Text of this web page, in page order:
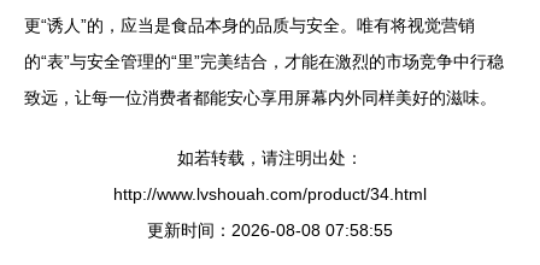
更“诱人”的，应当是食品本身的品质与安全。唯有将视觉营销
的“表”与安全管理的“里”完美结合，才能在激烈的市场竞争中行稳
致远，让每一位消费者都能安心享用屏幕内外同样美好的滋味。
如若转载，请注明出处：
http://www.lvshouah.com/product/34.html
更新时间：2026-08-08 07:58:55